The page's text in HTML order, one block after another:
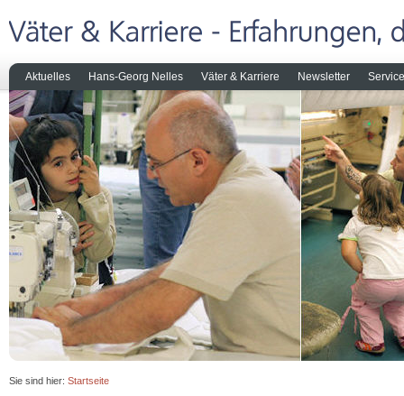
Aktuelles Hans-Georg Nelles Väter & Karriere Newsletter Service
Sie sind hier: Startseite